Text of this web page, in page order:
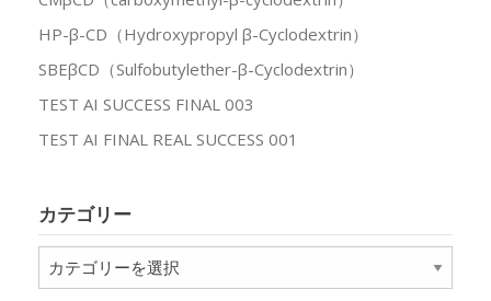
HP-β-CD（Hydroxypropyl β-Cyclodextrin）
SBEβCD（Sulfobutylether-β-Cyclodextrin）
TEST AI SUCCESS FINAL 003
TEST AI FINAL REAL SUCCESS 001
カテゴリー
テ